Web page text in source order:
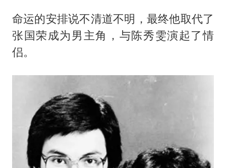
命运的安排说不清道不明，最终他取代了
张国荣成为男主角，与陈秀雯演起了情
侣。